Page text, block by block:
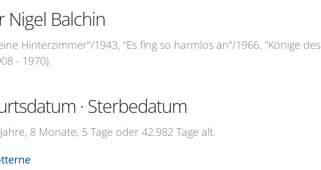
Balchin
Hinterzimmer"/1943, "Es fing so harmlos an"/1966, "Könige des
- 1970).
· Sterbedatum
8 Monate, 5 Tage oder 42.982 Tage alt.